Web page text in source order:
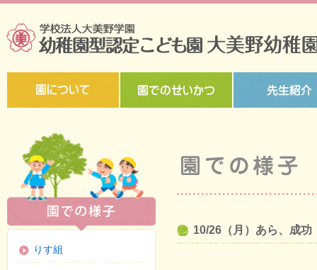
10/26（月）あら、成功
りす組